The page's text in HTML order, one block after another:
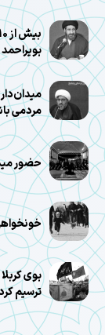
مردمی
حضور
بوی
ترسیم